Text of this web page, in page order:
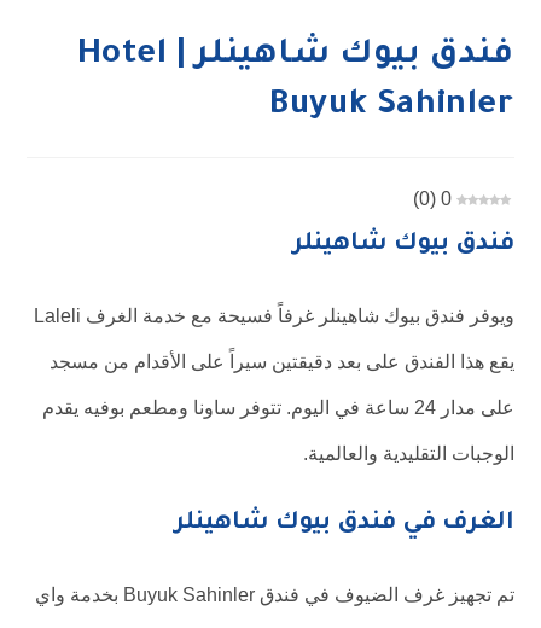
فندق بيوك شاهينلر | Hotel
Buyuk Sahinler
0
(
0
)
فندق بيوك شاهينلر
ويوفر فندق بيوك شاهينلر غرفاً فسيحة مع خدمة الغرف Laleli
يقع هذا الفندق على بعد دقيقتين سيراً على الأقدام من مسجد
على مدار 24 ساعة في اليوم. تتوفر ساونا ومطعم بوفيه يقدم
الوجبات التقليدية والعالمية.
الغرف في فندق بيوك شاهينلر
تم تجهيز غرف الضيوف في فندق Buyuk Sahinler بخدمة واي